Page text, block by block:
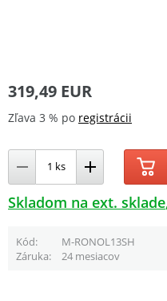
319,49 EUR
Zľava 3 % po registrácii
Skladom na ext. sklade
Kód M-RONOL13SH
Záruka
24 mesiacov